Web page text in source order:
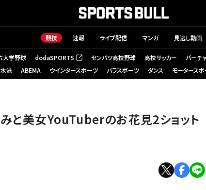
競技 速報 ライブ配信 マンガ 見逃し動画
大学野球 dodaSPORTS
（新しいタブで開く） センバツ高校野球 高校サッカー バーチ
水泳 ABEMA ウインタースポーツ パラスポーツ ダンス モータース
と美女YouTuberのお花見2ショット